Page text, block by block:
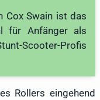
Cox Swain ist das
für Anfänger als
Scooter-Profis
Rollers eingehend